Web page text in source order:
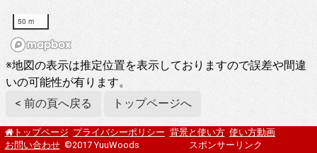
50 m
※地図の表示は推定位置を表示しておりますので誤差や間違
いの可能性が有ります。
< 前の頁へ戻る
トップページへ
トップページ プライバシーポリシー 背景と使い方 使い方動画
お問い合わせ ©2017 YuuWoods スポンサーリンク